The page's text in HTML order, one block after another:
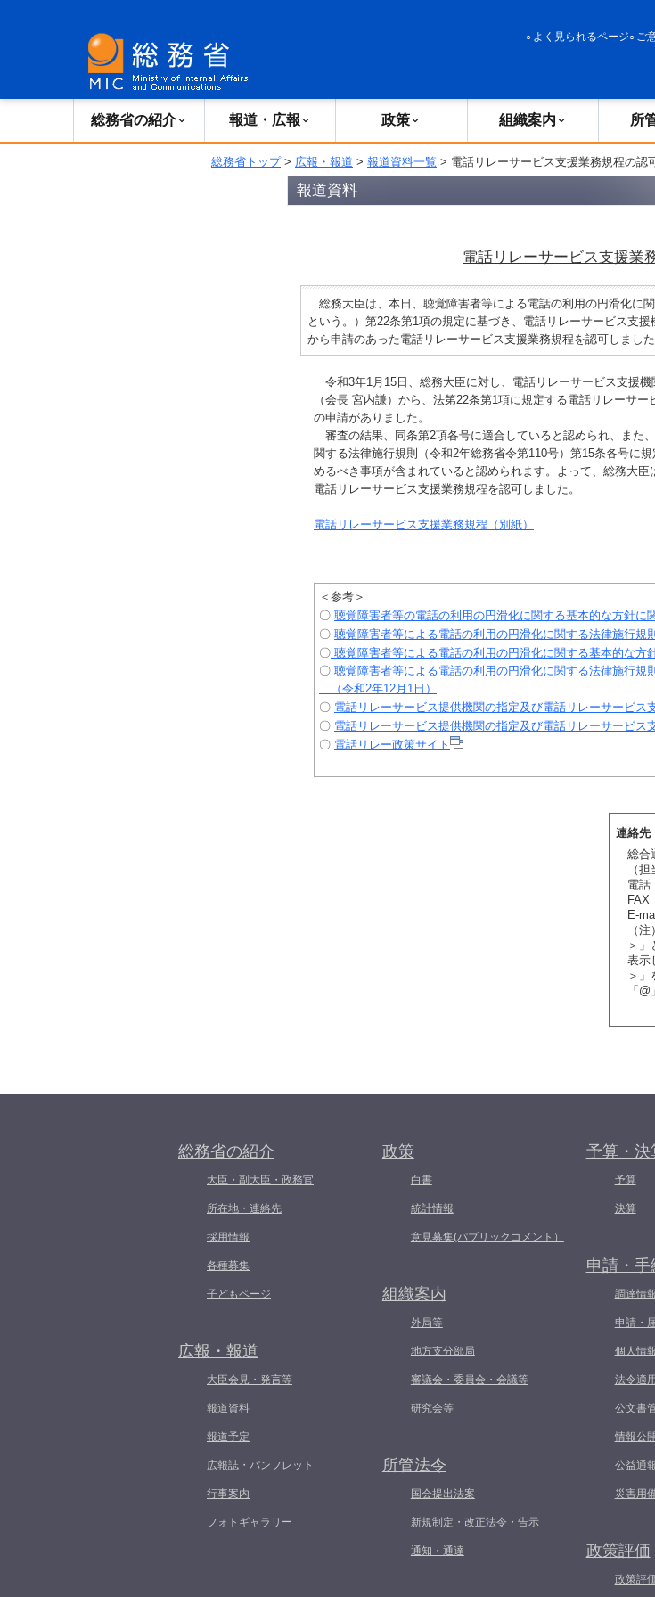
よく見られるページ ご
総務省の紹介 報道・広報 政策 組織案内 所
総務省トップ> 広報・報道 > 報道資料一覧 > 電話リレーサービス支援業務規程の認
報道資料
電話リレーサービス支援業
総務大臣は、本日、聴覚障害者等による電話の利用の円滑化に
という。）第22条第1項の規定に基づき、電話リレーサービス支
から申請のあった電話リレーサービス支援業務規程を認可しました
令和3年1月15日、総務大臣に対し、電話リレーサービス支援
（会長 宮内謙）から、法第22条第1項に規定する電話リレーサ
の申請がありました。
審査の結果、同条第2項各号に適合していると認められ、また
関する法律施行規則（令和2年総務省令第110号）第15条各号に
めるべき事項が含まれていると認められます。よって、総務大臣
電話リレーサービス支援業務規程を認可しました。
電話リレーサービス支援業務規程（別紙）
＜参考＞
〇 聴覚障害者等の電話の利用の円滑化に関する基本的な方針に
〇 聴覚障害者等による電話の利用の円滑化に関する法律施行規
〇 聴覚障害者等による電話の利用の円滑化に関する基本的な方
〇 聴覚障害者等による電話の利用の円滑化に関する法律施行規
（令和2年12月1日）
〇 電話リレーサービス提供機関の指定及び電話リレーサービス
〇 電話リレーサービス提供機関の指定及び電話リレーサービス
〇 電話リレー政策サイト
連絡先
総合
（
電話
FAX
E-
（
＞」
表示
＞」
「
総務省の紹介
大臣・副大臣・政務官
所在地・連絡先
採用情報
各種募集
子どもページ
広報・報道
大臣会見・発言等
報道資料
報道予定
広報誌・パンフレット
行事案内
フォトギャラリー
政策
白書
統計情報
意見募集(パブリックコメント）
組織案内
外局等
地方支分部局
審議会・委員会・会議等
研究会等
所管法令
国会提出法案
新規制定・改正法令・告示
通知・通達
予算・決
予算
決算
申請・手
調達情
申請・
個人情
法令適
公文書
情報公開
公益通
災害用
政策評価
政策評